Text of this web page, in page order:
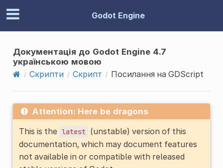
Godot Engine
Документація до Godot Engine 4.7
українською мовою
Скрипти
Скрипт Посилання на GDScript
Attention: Here be dragons
This is the latest (unstable) version of this
documentation, which may document features
not available in or compatible with released